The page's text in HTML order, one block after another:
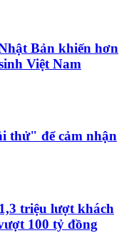
Bản khiến hơn
Việt Nam
thử" để cảm nhận
triệu lượt khách
100 tỷ đồng